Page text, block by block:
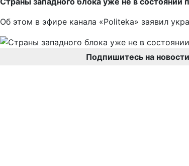
Об этом в эфире канала «Politeka» заявил
Подпишитесь на